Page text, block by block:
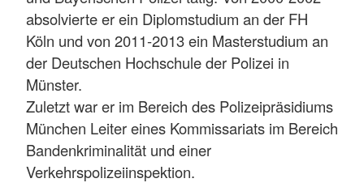
absolvierte er ein Diplomstudium an der FH
Köln und von 2011-2013 ein Masterstudium an
der Deutschen Hochschule der Polizei in
Münster.
Zuletzt war er im Bereich des Polizeipräsidiums
München Leiter eines Kommissariats im Bereich
Bandenkriminalität und einer
Verkehrspolizeiinspektion.